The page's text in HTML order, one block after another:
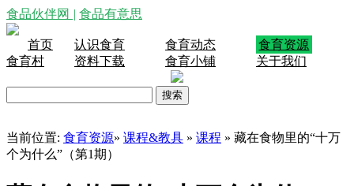
食品伙伴网 | 食品有意思
首页 认识食育 食育动态
食育资源
食育村
资料下载 食育小铺 关于我们
当前位置: 食育资源» 课程&教具 » 课程 » 藏在食物里的“十万
个为什么”（第1期）